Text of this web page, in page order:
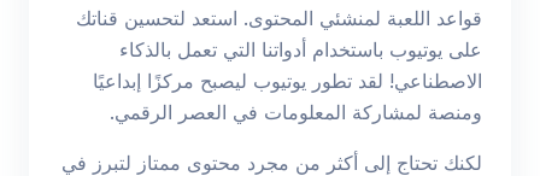
قواعد اللعبة لمنشئي المحتوى. استعد لتحسين قناتك
على يوتيوب باستخدام أدواتنا التي تعمل بالذكاء
الاصطناعي! لقد تطور يوتيوب ليصبح مركزًا إبداعيًا
ومنصة لمشاركة المعلومات في العصر الرقمي.
لكنك تحتاج إلى أكثر من مجرد محتوى ممتاز لتبرز في